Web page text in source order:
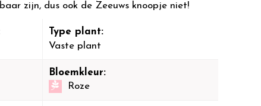
zijn, dus ook de Zeeuws knoopje niet!
Type plant:
Vaste plant
Bloemkleur:
Roze